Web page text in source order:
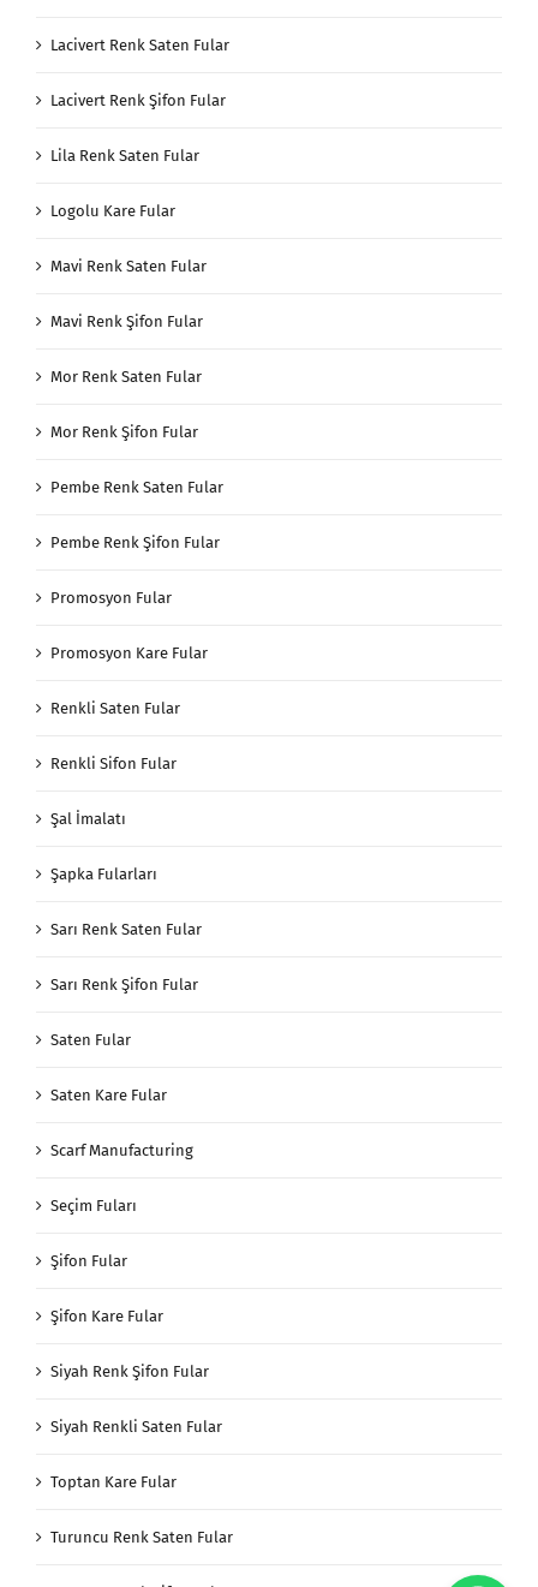
Lacivert Renk Saten Fular
Lacivert Renk Şifon Fular
Lila Renk Saten Fular
Logolu Kare Fular
Mavi Renk Saten Fular
Mavi Renk Şifon Fular
Mor Renk Saten Fular
Mor Renk Şifon Fular
Pembe Renk Saten Fular
Pembe Renk Şifon Fular
Promosyon Fular
Promosyon Kare Fular
Renkli Saten Fular
Renkli Sifon Fular
Şal İmalatı
Şapka Fularları
Sarı Renk Saten Fular
Sarı Renk Şifon Fular
Saten Fular
Saten Kare Fular
Scarf Manufacturing
Seçim Fuları
Şifon Fular
Şifon Kare Fular
Siyah Renk Şifon Fular
Siyah Renkli Saten Fular
Toptan Kare Fular
Turuncu Renk Saten Fular